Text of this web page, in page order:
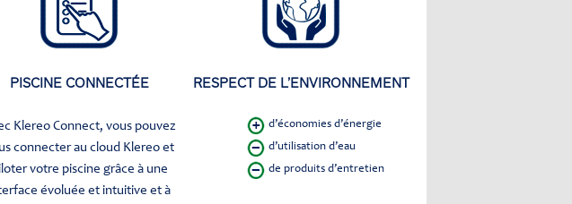
PISCINE CONNECTÉE
Klereo Connect, vous pouvez
connecter au cloud Klereo et
votre piscine grâce à une
évoluée et intuitive et à
RESPECT DE L’ENVIRONNEMENT
d’économies d’énergie
d’utilisation d’eau
de produits d’entretien